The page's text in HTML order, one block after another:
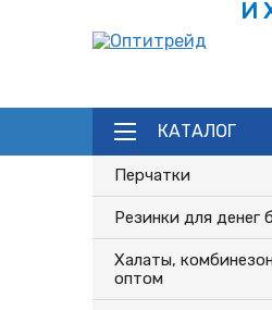
И
КАТАЛОГ
Перчатки
Резинки для денег
Халаты,
оптом